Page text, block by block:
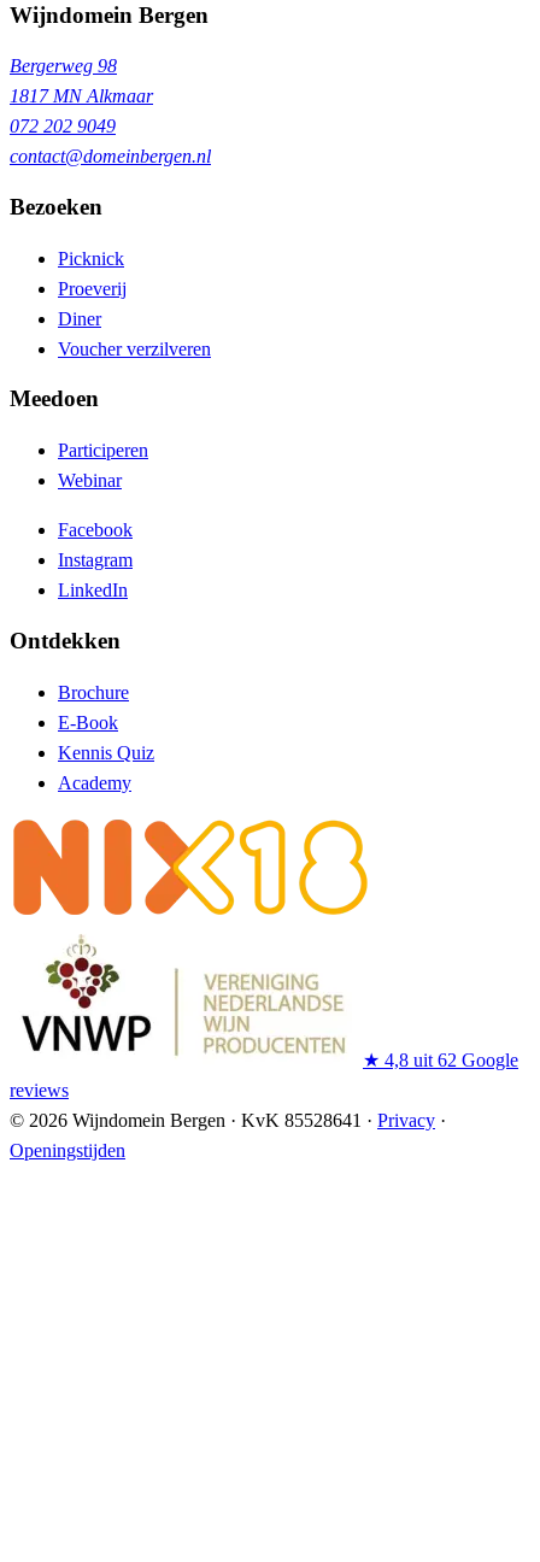
Wijndomein Bergen
Bergerweg 98
1817 MN Alkmaar
072 202 9049
contact@domeinbergen.nl
Bezoeken
Picknick
Proeverij
Diner
Voucher verzilveren
Meedoen
Participeren
Webinar
Facebook
Instagram
LinkedIn
Ontdekken
Brochure
E-Book
Kennis Quiz
Academy
★ 4,8 uit 62 Google
reviews
© 2026 Wijndomein Bergen · KvK 85528641 · Privacy ·
Openingstijden